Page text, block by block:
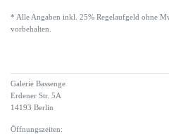
* Alle Angaben inkl. 25% Regelaufgeld ohne
vorbehalten.
Galerie Bassenge
Erdener Str. 5A
14193 Berlin
Öffnungszeiten: